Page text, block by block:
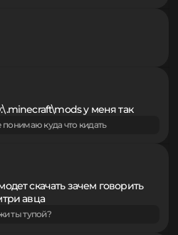
модом он у меня не
у меня так
понимаю куда что кидать